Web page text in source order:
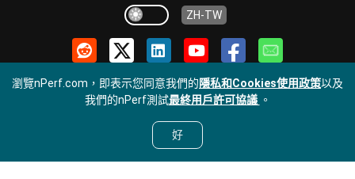
ZH-TW
隐私策略
使用條款
Cookie
瀏覽nPerf.com，即表示您同意我們的隱私和Cookies使用政策以及
我們的nPerf測試最終用戶許可協議 。
好